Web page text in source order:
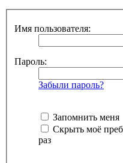
Имя пользователя:
Пароль:
Забыли пароль?
Запомнить меня
Скрыть моё
раз